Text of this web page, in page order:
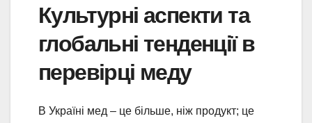
Культурні аспекти та
глобальні тенденції в
перевірці меду
В Україні мед – це більше, ніж продукт; це